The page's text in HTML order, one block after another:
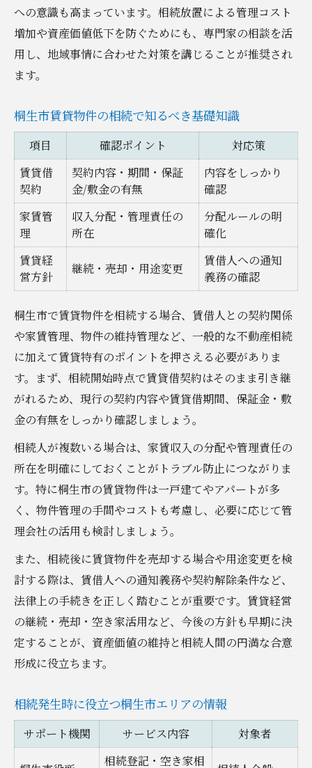
桐生市で人気の賃貸物件タイプの特徴
相続トラブルを未然に防ぐための工夫
賃貸物件選びで重視すべきポイント
ート法
専門家連携による不動産相続サポート体制
桐生市で相談できる専門家の選び方
賃貸と相続の両面をサポートする方法
複雑な相続案件を解決する連携のコツ
安心して依頼できるサポート内容とは
への意識も高まっています。相続放置による管理コスト
増加や資産価値低下を防ぐためにも、専門家の相談を活
用し、地域事情に合わせた対策を講じることが推奨され
ます。
桐生市賃貸物件の相続で知るべき基礎知識
項目 確認ポイント
対応策
賃貸借
契約
契約内容・期間・保証
金/敷金の有無
内容をしっかり
確認
家賃管
理
収入分配・管理責任の
所在
分配ルールの明
確化
賃貸経
営方針
継続・売却・用途変更
賃借人への通知
義務の確認
桐生市で賃貸物件を相続する場合、賃借人との契約関係
や家賃管理、物件の維持管理など、一般的な不動産相続
に加えて賃貸特有のポイントを押さえる必要がありま
す。まず、相続開始時点で賃貸借契約はそのまま引き継
がれるため、現行の契約内容や賃貸借期間、保証金・敷
金の有無をしっかり確認しましょう。
相続人が複数いる場合は、家賃収入の分配や管理責任の
所在を明確にしておくことがトラブル防止につながりま
す。特に桐生市の賃貸物件は一戸建てやアパートが多
く、物件管理の手間やコストも考慮し、必要に応じて管
理会社の活用も検討しましょう。
また、相続後に賃貸物件を売却する場合や用途変更を検
討する際は、賃借人への通知義務や契約解除条件など、
法律上の手続きを正しく踏むことが重要です。賃貸経営
の継続・売却・空き家活用など、今後の方針も早期に決
定することが、資産価値の維持と相続人間の円満な合意
形成に役立ちます。
相続発生時に役立つ桐生市エリアの情報
サポート機関 サービス内容 対象者
相続登記・空き家相